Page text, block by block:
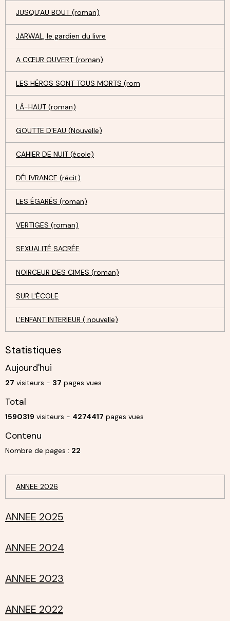
JUSQU'AU BOUT (roman)
JARWAL, le gardien du livre
A CŒUR OUVERT (roman)
LES HÉROS SONT TOUS MORTS (rom
LÀ-HAUT (roman)
GOUTTE D'EAU (Nouvelle)
CAHIER DE NUIT (école)
DÉLIVRANCE (récit)
LES ÉGARÉS (roman)
VERTIGES (roman)
SEXUALITÉ SACRÉE
NOIRCEUR DES CIMES (roman)
SUR L'ÉCOLE
L'ENFANT INTERIEUR ( nouvelle)
Statistiques
Aujourd'hui
27 visiteurs - 37 pages vues
Total
1590319 visiteurs - 4274417 pages vues
Contenu
Nombre de pages : 22
ANNEE 2026
ANNEE 2025
ANNEE 2024
ANNEE 2023
ANNEE 2022